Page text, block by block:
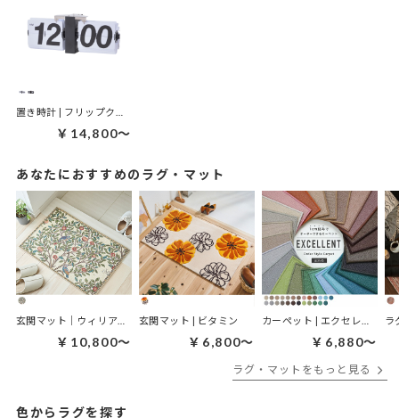
￥14,800～
あなたにおすすめのラグ・マット
玄関マット｜ウィリアムモリス ケルムスコットツリー
￥10,800～
玄関マット | ビタミン
￥6,800～ ￥6,880～
ラ
ラグ・マットをもっと見る
色からラグを探す